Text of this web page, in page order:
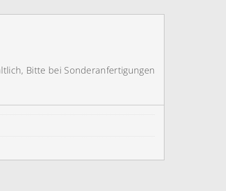
Bitte bei Sonderanfertigungen